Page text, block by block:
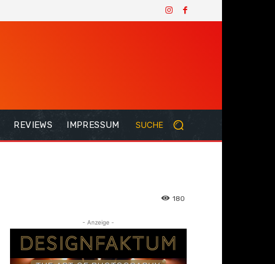
REVIEWS IMPRESSUM SUCHE
180
- Anzeige -